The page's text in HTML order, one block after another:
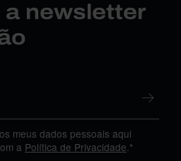
newsletter
meus dados pessoais aqui
a Política de Privacidade.*